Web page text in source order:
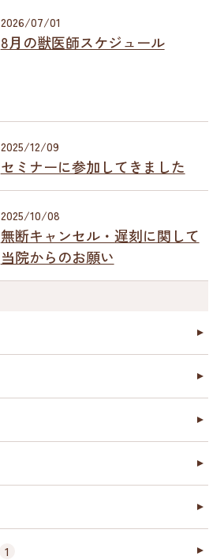
2026/07/01
8月の獣医師スケジュール
2025/12/09
セミナーに参加してきました
2025/10/08
無断キャンセル・遅刻に関して
当院からのお願い
1